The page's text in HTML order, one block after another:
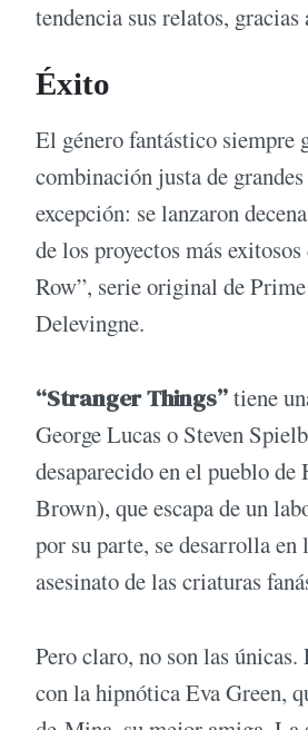
tendencia sus relatos,
Éxito
El género fantástico siempre
combinación justa de
excepción: se lanzaron
de los proyectos más
Row”, serie original de
Delevingne.
“Stranger Things”tiene
George Lucas o Steven
desaparecido en el pueblo
Brown), que escapa de un
por su parte, se desarrolla
asesinato de las criaturas
Pero claro, no son las
con la hipnótica Eva Green,